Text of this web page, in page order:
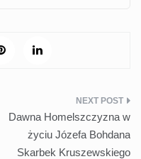
Dawna Homelszczyzna w
życiu Józefa Bohdana
Skarbek Kruszewskiego